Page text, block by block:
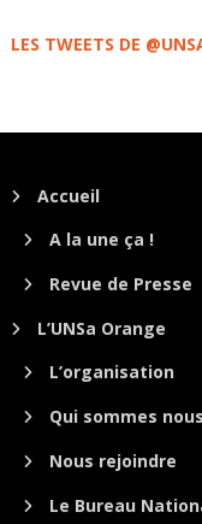
LES TWEETS DE
Accueil
A la une ça !
Revue de Presse
L’UNSa Orange
L’organisation
Qui sommes
Nous rejoindre
Le Bureau